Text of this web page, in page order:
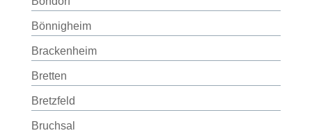
Bönnigheim
Brackenheim
Bretten
Bretzfeld
Bruchsal